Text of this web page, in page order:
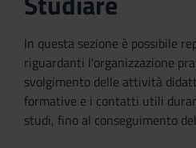
In questa sezione è possibile
riguardanti l'organizzazione
svolgimento delle attività
formative e i contatti utili
studi, fino al conseguimento